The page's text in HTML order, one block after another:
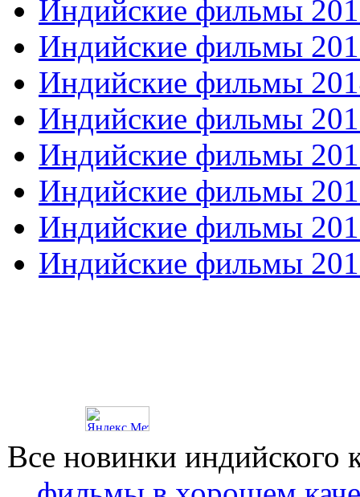
Индийские фильмы
Индийские фильмы
Индийские фильмы
Индийские фильмы
Индийские фильмы
Индийские фильмы
Индийские фильмы
Индийские фильмы
Все новинки